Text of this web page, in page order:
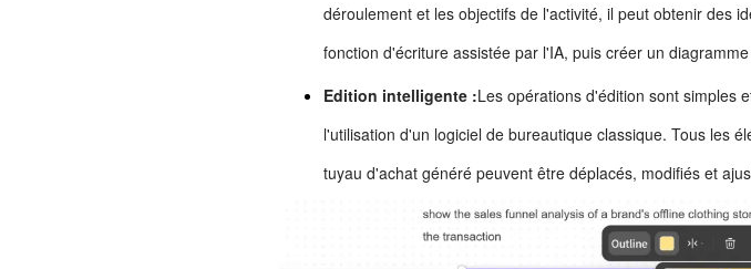
déroulement et les objectifs de l'activité, il peut obtenir des
fonction d'écriture assistée par l'IA, puis créer un
Edition intelligente :Les opérations d'édition sont simples
l'utilisation d'un logiciel de bureautique classique. Tous les
tuyau d'achat généré peuvent être déplacés, modifiés et